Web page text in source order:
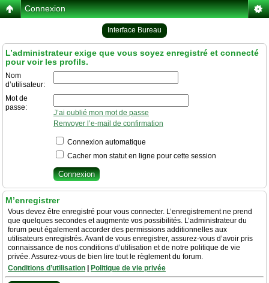
Connexion
Interface Bureau
L’administrateur exige que vous soyez enregistré et connecté
pour voir les profils.
Nom
d’utilisateur:
Mot de
passe:
J’ai oublié mon mot de passe
Renvoyer l’e-mail de confirmation
Connexion automatique
Cacher mon statut en ligne pour cette session
M’enregistrer
Vous devez être enregistré pour vous connecter. L’enregistrement ne prend
que quelques secondes et augmente vos possibilités. L’administrateur du
forum peut également accorder des permissions additionnelles aux
utilisateurs enregistrés. Avant de vous enregistrer, assurez-vous d’avoir pris
connaissance de nos conditions d’utilisation et de notre politique de vie
privée. Assurez-vous de bien lire tout le règlement du forum.
Conditions d’utilisation
Politique de vie privée